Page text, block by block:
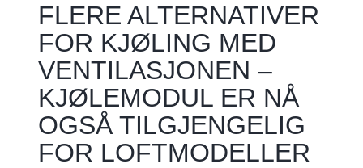
FLERE ALTERNATIVER
FOR KJØLING MED
VENTILASJONEN –
KJØLEMODUL ER NÅ
OGSÅ TILGJENGELIG
FOR LOFTMODELLER